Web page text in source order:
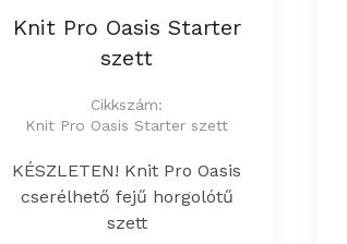
Knit Pro Oasis Starter
szett
Cikkszám:
Knit Pro Oasis Starter szett
KÉSZLETEN! Knit Pro Oasis
cserélhető fejű horgolótű
szett